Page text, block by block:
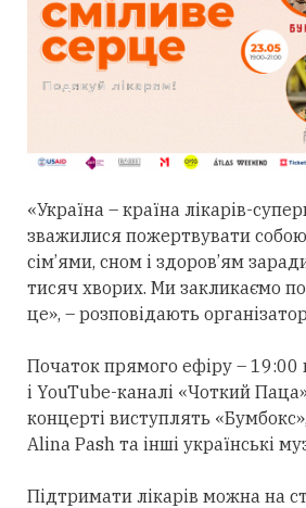
«Україна – країна лікарів-
зважилися пожертвувати
сім’ями, сном і здоров’ям
тисяч хворих. Ми закликаємо
це», – розповідають
Початок прямого ефіру – 19:00
і YouTube-каналі «Чоткий
концерті виступлять
Alina Pash та інші українські
Підтримати лікарів можна на